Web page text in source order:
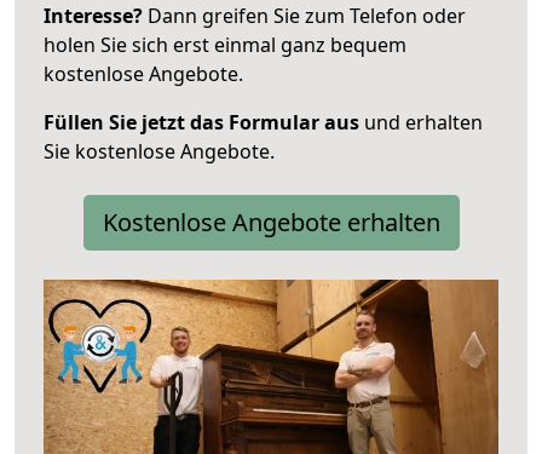
Interesse? Dann greifen Sie zum Telefon oder
holen Sie sich erst einmal ganz bequem
kostenlose Angebote.
Füllen Sie jetzt das Formular aus und erhalten
Sie kostenlose Angebote.
Kostenlose Angebote erhalten